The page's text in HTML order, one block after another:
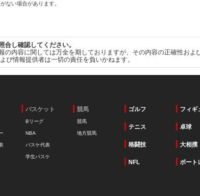
ない場合があります。
合し確認してください。
内容に関しては万全を期しておりますが、その内容の正確性お
び情報提供者は一切の責任を負いかねます。
バスケット
Bリーグ
NBA
バスケ代表
学生バスケ
競馬
競馬
地方競馬
ゴルフ フィギ
テニス 卓球
格闘技 大相撲
NFL ボート